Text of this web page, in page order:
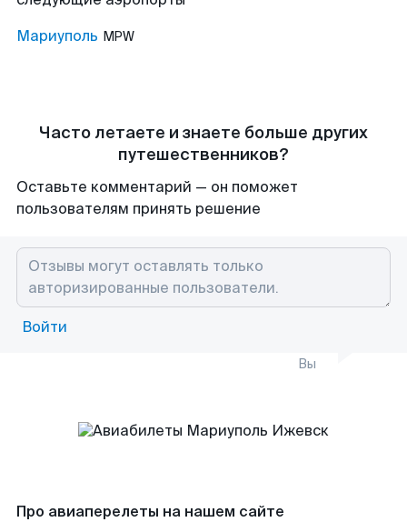
Мариуполь MPW
Часто летаете и знаете больше других
путешественников?
Оставьте комментарий — он поможет
пользователям принять решение
Войти
Вы
Про авиаперелеты на нашем сайте